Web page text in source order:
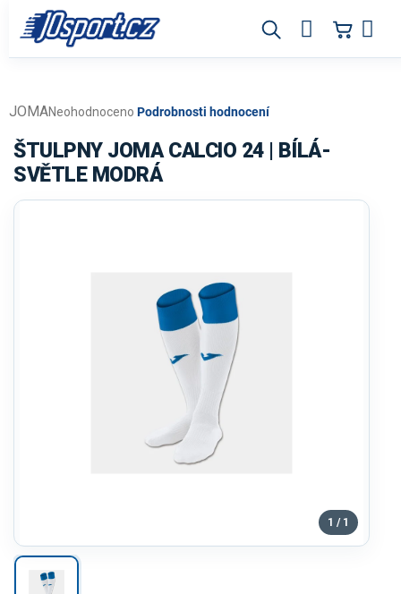
obsah
Průměrné
produktu
je
0,0
Neohodnoceno Podrobnosti hodnocení
JOMA
ŠTULPNY JOMA CALCIO 24 | BÍLÁ-
SVĚTLE MODRÁ
1 / 1